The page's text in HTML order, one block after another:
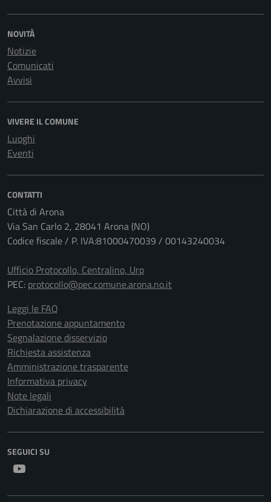
NOVITÀ
Notizie
Comunicati
Avvisi
VIVERE IL COMUNE
Luoghi
Eventi
CONTATTI
Città di Arona
Via San Carlo 2, 28041 Arona (NO)
Codice fiscale / P. IVA:81000470039 / 00143240034
Ufficio Protocollo, Centralino, Urp
PEC: protocollo@pec.comune.arona.no.it
Leggi le FAQ
Prenotazione appuntamento
Segnalazione disservizio
Richiesta assistenza
Amministrazione trasparente
Informativa privacy
Note legali
Dichiarazione di accessibilità
SEGUICI SU